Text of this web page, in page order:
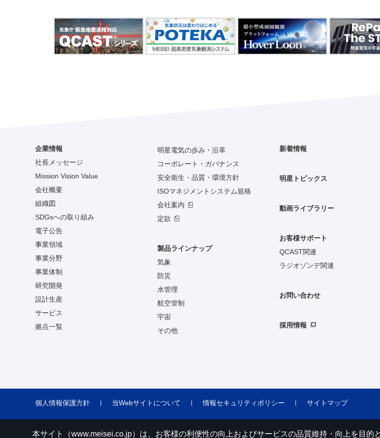
企業情報
社長メッセージ
Mission Vision Value
会社概要
組織図
SDGsへの取り組み
電子公告
事業領域
事業分野
事業体制
研究開発
設計生産
サービス
拠点一覧
明星電気の歩み・沿革
コーポレート・ガバナンス
安全衛生・品質・環境方針
ISOマネジメントシステム規格
会社案内
定款
製品ラインナップ
気象
防災
水管理
航空管制
宇宙
その他
新着情報
明星トピックス
動画ライブラリー
お客様サポート
QCAST関連
ラジオゾンデ関連
お問い合わせ
採用情報
個人情報保護方針 当Webサイトについて 情報セキュリティポリシー サイトマップ
本サイト（www.meisei.co.jp）は、お客様の利便性の向上およびサービスの品質維持・向上を目的